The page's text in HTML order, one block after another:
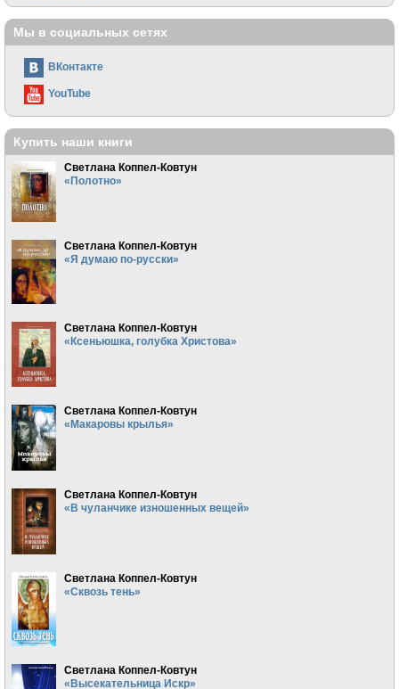
Мы в социальных сетях
ВКонтакте
YouTube
Купить наши книги
Светлана Коппел-Ковтун
«Полотно»
Светлана Коппел-Ковтун
«Я думаю по-русски»
Светлана Коппел-Ковтун
«Ксеньюшка, голубка Христова»
Светлана Коппел-Ковтун
«Макаровы крылья»
Светлана Коппел-Ковтун
«В чуланчике изношенных вещей»
Светлана Коппел-Ковтун
«Сквозь тень»
Светлана Коппел-Ковтун
«Высекательница Искр»